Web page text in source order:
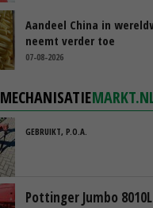
Aandeel China in
neemt verder toe
07-08-2026
MECHANISATIE
GEBRUIKT, P.O.A.
Pottinger Jumbo 8010L